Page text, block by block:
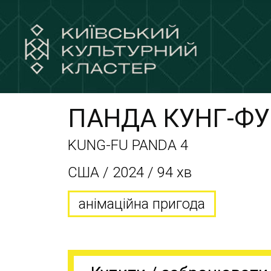
ПАНДА КУНГ-
KUNG-FU PANDA 4
США / 2024 / 94 хв
анімаційна пригода